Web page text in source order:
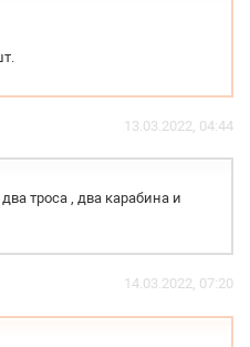
13.03.2022, 04:44
троса , два карабина и
14.03.2022, 07:20